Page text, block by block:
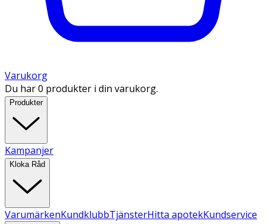
Varukorg
Du har 0 produkter i din varukorg.
Produkter
Kampanjer
Kloka Råd
VarumärkenKundklubbTjänsterHitta apotekKundservice